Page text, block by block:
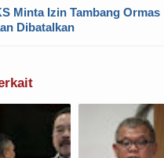
Minta Izin Tambang Ormas
Dibatalkan